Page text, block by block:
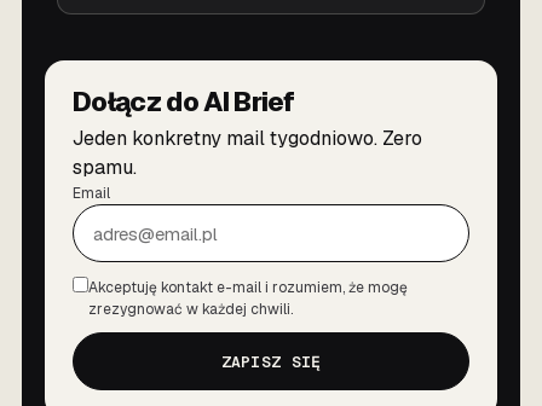
Dołącz do AI Brief
Jeden konkretny mail tygodniowo. Zero
spamu.
Email
Zgoda
Akceptuję kontakt e-mail i rozumiem, że mogę
zrezygnować w każdej chwili.
ZAPISZ SIĘ